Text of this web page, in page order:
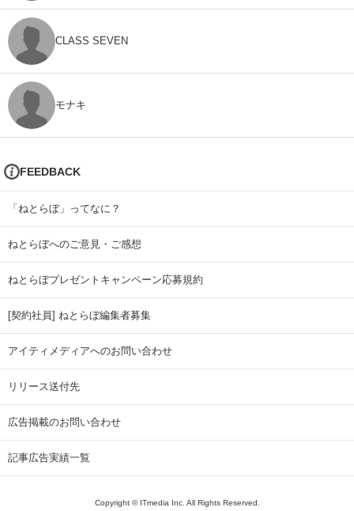
CLASS SEVEN
モナキ
FEEDBACK
「ねとらぼ」ってなに？
ねとらぼへのご意見・ご感想
ねとらぼプレゼントキャンペーン応募規約
[契約社員] ねとらぼ編集者募集
アイティメディアへのお問い合わせ
リリース送付先
広告掲載のお問い合わせ
記事広告実績一覧
Copyright © ITmedia Inc. All Rights Reserved.